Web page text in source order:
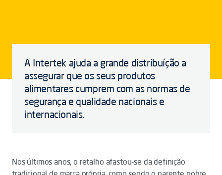
A Intertek ajuda a grande distribuíção a
assegurar que os seus produtos
alimentares cumprem com as normas de
segurança e qualidade nacionais e
internacionais.
Nos últimos anos, o retalho afastou-se da definição